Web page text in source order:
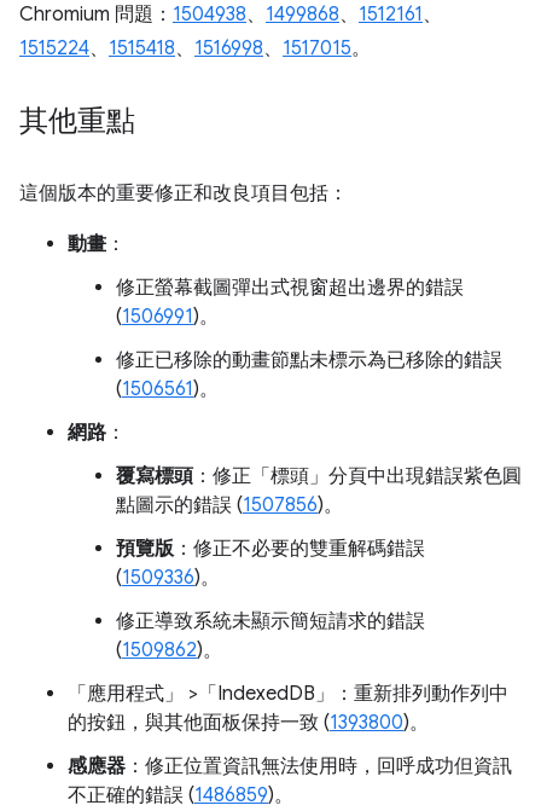
Chromium 問題： 1504938、 1499868、 1512161 、
1515224、 1515418、 1516998、 1517015。
其他重點
這個版本的重要修正和改良項目包括：
動畫 ：
修正螢幕截圖彈出式視窗超出邊界的錯誤
(1506991)。
修正已移除的動畫節點未標示為已移除的錯誤
(1506561)。
網路 ：
覆寫標頭 ：修正「標頭」 分頁中出現錯誤紫色圓
點圖示的錯誤 (1507856)。
預覽版 ：修正不必要的雙重解碼錯誤
(1509336)。
修正導致系統未顯示簡短請求的錯誤
(1509862)。
「應用程式」
>「IndexedDB」
：重新排列動作列中
的按鈕，與其他面板保持一致 (1393800)。
感應器 ：修正位置資訊無法使用時，回呼成功但資訊
不正確的錯誤 (1486859)。